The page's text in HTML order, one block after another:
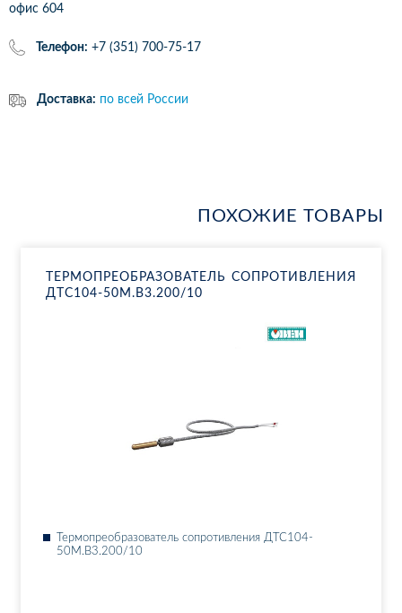
офис 604
Телефон: +7 (351) 700-75-17
Доставка: по всей России
ПОХОЖИЕ ТОВАРЫ
ТЕР­МО­ПРЕ­ОБ­РА­ЗО­ВА­ТЕЛЬ СО­ПРО­ТИВ­ЛЕ­НИЯ
ДТ­С104-50М.В3.200/10
Тер­мо­пре­об­ра­зо­ва­тель со­про­тив­ле­ния ДТ­С104-
50М.В3.200/10